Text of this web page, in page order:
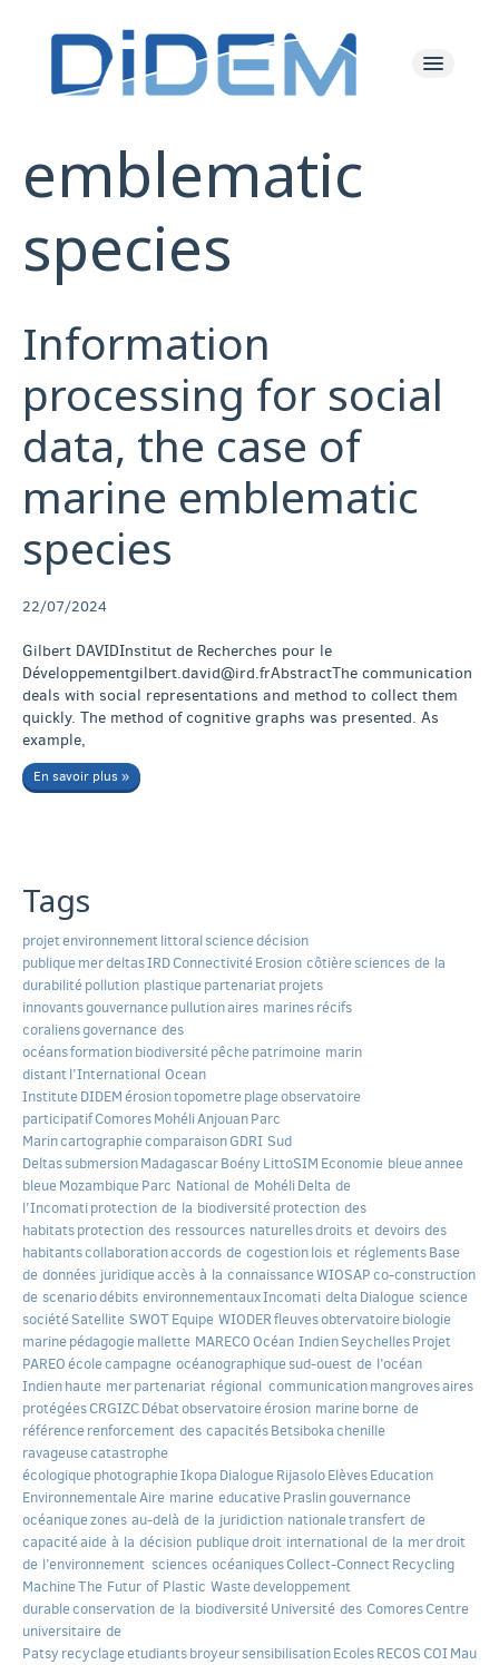
Les Actualités
L'équipe
emblematic
species
Information
processing for social
data, the case of
marine emblematic
species
22/07/2024
Gilbert DAVIDInstitut de Recherches pour le
Développementgilbert.david@ird.frAbstractThe communication
deals with social representations and method to collect them
quickly. The method of cognitive graphs was presented. As
example,
En savoir plus »
Tags
projetenvironnementlittoralsciencedécision
publiquemerdeltasIRDConnectivitéErosion côtièresciences de la
durabilitépollution plastiquepartenariatprojets
innovantsgouvernancepullutionaires marinesrécifs
coraliensgovernance des
océansformationbiodiversitépêchepatrimoine marin
distantl’International Ocean
InstituteDIDEMérosiontopometreplageobservatoire
participatifComoresMohéliAnjouanParc
MarincartographiecomparaisonGDRI Sud
DeltassubmersionMadagascarBoény LittoSIM Economie bleueannee
bleueMozambiqueParc National de MohéliDelta de
l'Incomatiprotection de la biodiversitéprotection des
habitatsprotection des ressources naturellesdroits et devoirs des
habitantscollaborationaccords de cogestionlois et réglementsBase
de données juridiqueaccès à la connaissanceWIOSAPco-construction
de scenariodébits environnementauxIncomati delta Dialogue science
sociétéSatellite SWOTEquipe WIODERfleuvesobtervatoirebiologie
marinepédagogiemallette MARECOOcéan IndienSeychellesProjet
PAREOécolecampagne océanographiquesud-ouest de l’océan
Indienhaute merpartenariat régional communicationmangrovesaires
protégéesCRGIZCDébatobservatoireérosion marineborne de
référencerenforcement des capacitésBetsibokachenille
ravageusecatastrophe
écologiquephotographieIkopa DialogueRijasoloElèvesEducation
EnvironnementaleAire marine educativePraslingouvernance
océaniquezones au-delà de la juridiction nationaletransfert de
capacitéaide à la décision publiquedroit international de la merdroit
de l’environnement sciences océaniquesCollect-ConnectRecycling
MachineThe Futur of Plastic Wastedeveloppement
durableconservation de la biodiversitéUniversité des ComoresCentre
universitaire de
Patsy recyclageetudiantsbroyeursensibilisationEcolesRECOSCOIMau